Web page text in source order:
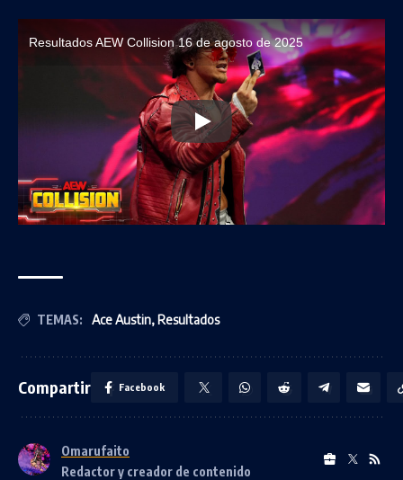
Resultados AEW Collision 16 de agosto de 2025
TEMAS: Ace Austin,Resultados
Compartir Facebook
Omarufaito
Redactor y creador de contenido